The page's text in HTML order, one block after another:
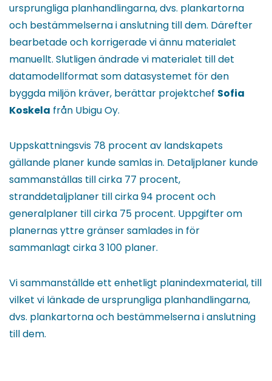
ursprungliga planhandlingarna, dvs. plankartorna
och bestämmelserna i anslutning till dem. Därefter
bearbetade och korrigerade vi ännu materialet
manuellt. Slutligen ändrade vi materialet till det
datamodellformat som datasystemet för den
byggda miljön kräver, berättar projektchef Sofia
Koskela från Ubigu Oy.
Uppskattningsvis 78 procent av landskapets
gällande planer kunde samlas in. Detaljplaner kunde
sammanställas till cirka 77 procent,
stranddetaljplaner till cirka 94 procent och
generalplaner till cirka 75 procent. Uppgifter om
planernas yttre gränser samlades in för
sammanlagt cirka 3 100 planer.
Vi sammanställde ett enhetligt planindexmaterial, till
vilket vi länkade de ursprungliga planhandlingarna,
dvs. plankartorna och bestämmelserna i anslutning
till dem.